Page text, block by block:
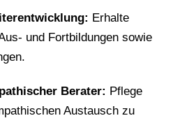
Erhalte
und Fortbildungen sowie
Berater: Pflege
Austausch zu